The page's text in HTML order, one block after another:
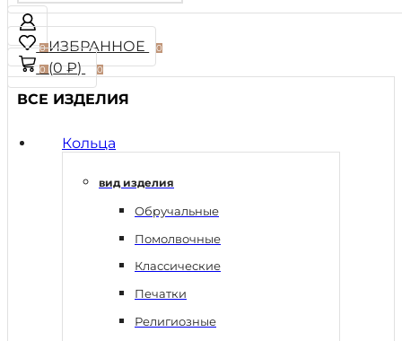
0ИЗБРАННОЕ 0
0(0₽) 0
ВСЕ ИЗДЕЛИЯ
Кольца
вид изделия
Обручальные
Помолвочные
Классические
Печатки
Религиозные